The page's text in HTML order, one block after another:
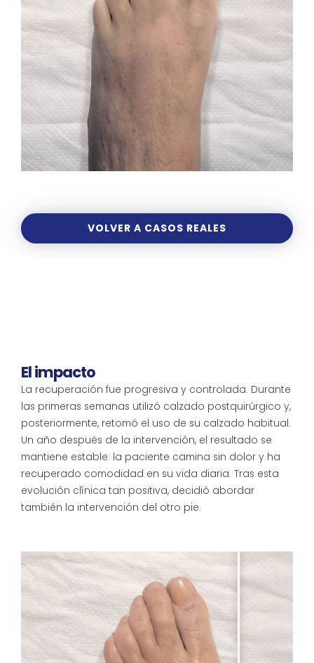
VOLVER A CASOS REALES
El impacto
La recuperación fue progresiva y controlada. Durante
las primeras semanas utilizó calzado postquirúrgico y,
posteriormente, retomó el uso de su calzado habitual.
Un año después de la intervención, el resultado se
mantiene estable: la paciente camina sin dolor y ha
recuperado comodidad en su vida diaria. Tras esta
evolución clínica tan positiva, decidió abordar
también la intervención del otro pie.